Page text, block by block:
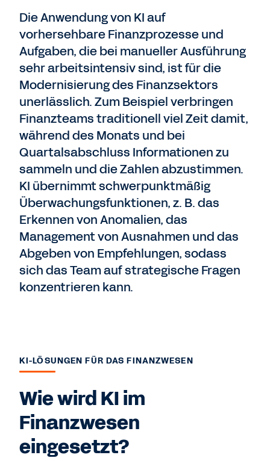
Die Anwendung von KI auf
vorhersehbare Finanzprozesse und
Aufgaben, die bei manueller Ausführung
sehr arbeitsintensiv sind, ist für die
Modernisierung des Finanzsektors
unerlässlich. Zum Beispiel verbringen
Finanzteams traditionell viel Zeit damit,
während des Monats und bei
Quartalsabschluss Informationen zu
sammeln und die Zahlen abzustimmen.
KI übernimmt schwerpunktmäßig
Überwachungsfunktionen, z. B. das
Erkennen von Anomalien, das
Management von Ausnahmen und das
Abgeben von Empfehlungen, sodass
sich das Team auf strategische Fragen
konzentrieren kann.
KI-LÖSUNGEN FÜR DAS FINANZWESEN
Wie wird KI im
Finanzwesen
eingesetzt?